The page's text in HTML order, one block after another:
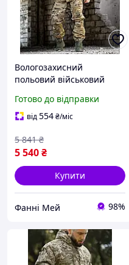
Вологозахисний
польовий військовий
мультикам
Готово до відправки
від554₴/міс
5 540₴
5 841 ₴
Купити
Фанні Мей 98%